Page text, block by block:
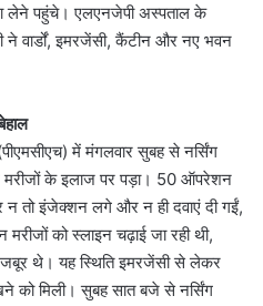
लेने पहुंचे। एलएनजेपी अस्पताल के
ने वार्डों, इमरजेंसी, कैंटीन और नए भवन
में मंगलवार सुबह से नर्सिंग
मरीजों के इलाज पर पड़ा। 50 ऑपरेशन
तो इंजेक्शन लगे और न ही दवाएं दी गईं,
को स्लाइन चढ़ाई जा रही थी,
थे। यह स्थिति इमरजेंसी से लेकर
को मिली। सुबह सात बजे से नर्सिंग